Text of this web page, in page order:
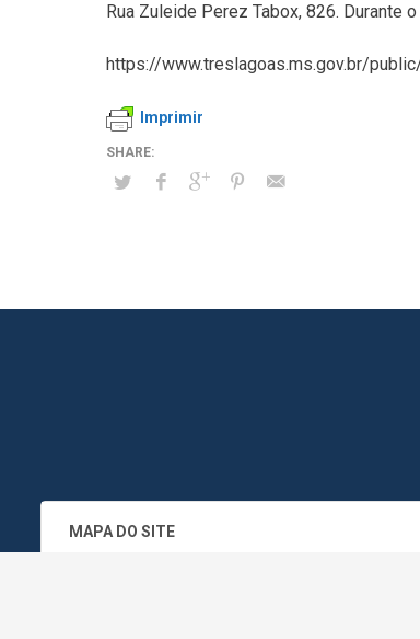
Rua Zuleide Perez Tabox, 826.
https://www.treslagoas.ms.gov.br/
Imprimir
MAPA DO SITE